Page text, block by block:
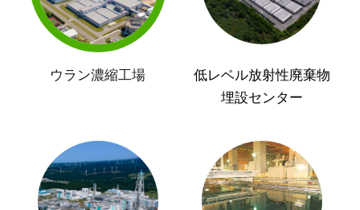
ウラン濃縮工場
低レベル放射性廃棄物
埋設センター